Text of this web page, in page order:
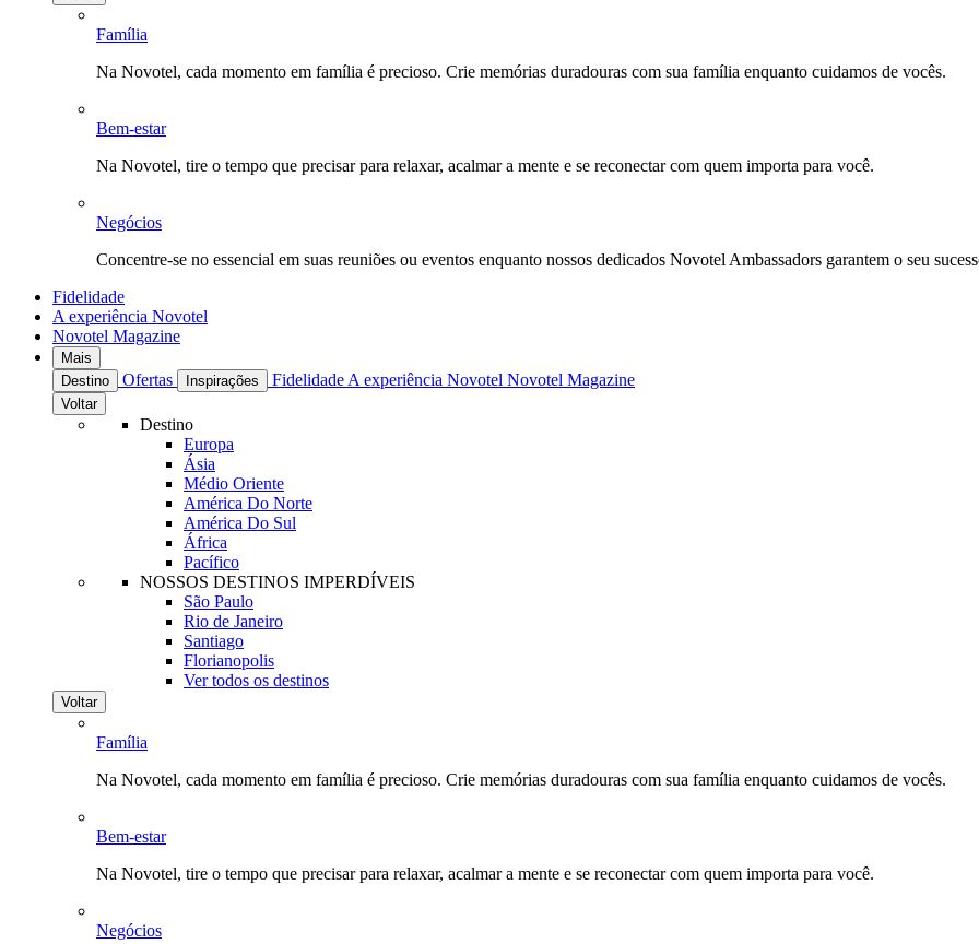
Família
Na Novotel, cada momento em família é precioso. Crie memórias duradouras com sua família enquanto cuidamos de vocês.
Bem-estar
Na Novotel, tire o tempo que precisar para relaxar, acalmar a mente e se reconectar com quem importa para você.
Negócios
Concentre-se no essencial em suas reuniões ou eventos enquanto nossos dedicados Novotel Ambassadors garantem o seu
Fidelidade
A experiência Novotel
Novotel Magazine
Mais
Destino
Ofertas Inspirações Fidelidade A experiência Novotel Novotel Magazine
Voltar
Destino
Europa
Ásia
Médio Oriente
América Do Norte
América Do Sul
África
Pacífico
NOSSOS DESTINOS IMPERDÍVEIS
São Paulo
Rio de Janeiro
Santiago
Florianopolis
Ver todos os destinos
Voltar
Família
Na Novotel, cada momento em família é precioso. Crie memórias duradouras com sua família enquanto cuidamos de vocês.
Bem-estar
Na Novotel, tire o tempo que precisar para relaxar, acalmar a mente e se reconectar com quem importa para você.
Negócios